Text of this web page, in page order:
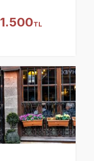
1.500TL